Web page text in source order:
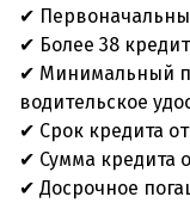
✔
✔ Более 38
✔ Минимальный
водительское
✔ Срок кредита
✔ Сумма кредита
✔ Досрочное